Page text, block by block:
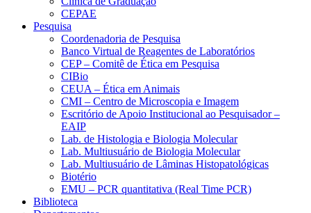
CEPAE
Pesquisa
Coordenadoria de Pesquisa
Banco Virtual de Reagentes de Laboratórios
CEP – Comitê de Ética em Pesquisa
CIBio
CEUA – Ética em Animais
CMI – Centro de Microscopia e Imagem
Escritório de Apoio Institucional ao Pesquisador –
EAIP
Lab. de Histologia e Biologia Molecular
Lab. Multiusuário de Biologia Molecular
Lab. Multiusuário de Lâminas Histopatológicas
Biotério
EMU – PCR quantitativa (Real Time PCR)
Biblioteca